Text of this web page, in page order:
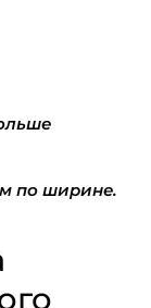
по ширине.